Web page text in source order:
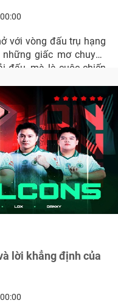
với vòng đấu trụ hạng
giấc mơ chuyên
đấu, mà là cuộc chiến
bằng một cú click
lời khẳng định của